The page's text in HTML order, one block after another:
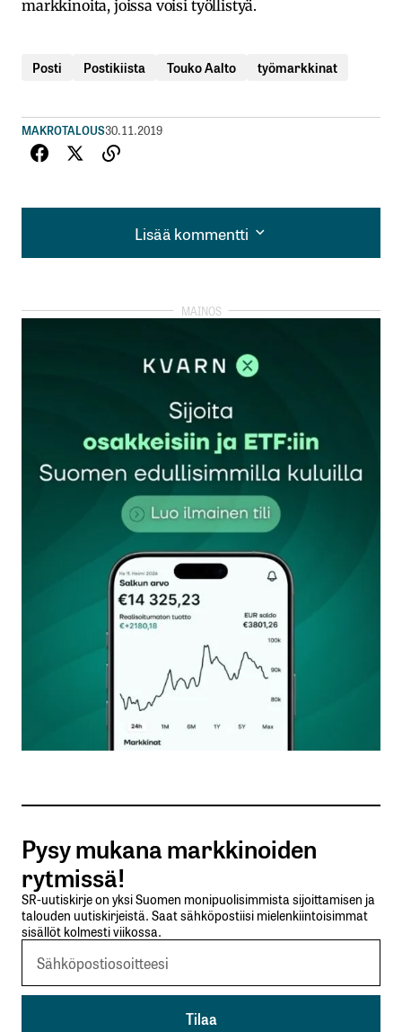
markkinoita, joissa voisi työllistyä.
Posti Postikiista Touko Aalto työmarkkinat
MAKROTALOUS30.11.2019
Lisää kommentti
Lisää kommentti
kirjautua
rekisteröityä
Sähköpostiosoitettasi ei julkaista.Pakolliset
kentät on merkitty*
Kommentti*
Nimesi tai nimimerkkisi
Sähköpostiosoitteesi
Tilaa SalkunRakentajan uutiskirje
Lähetä kommentti
Pysy mukana markkinoiden
rytmissä!
SR-uutiskirje on yksi Suomen monipuolisimmista sijoittamisen ja
talouden uutiskirjeistä. Saat sähköpostiisi mielenkiintoisimmat
sisällöt kolmesti viikossa.